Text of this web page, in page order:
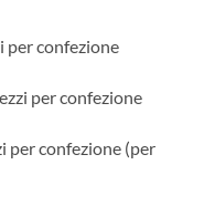
per confezione
per confezione
per confezione (per